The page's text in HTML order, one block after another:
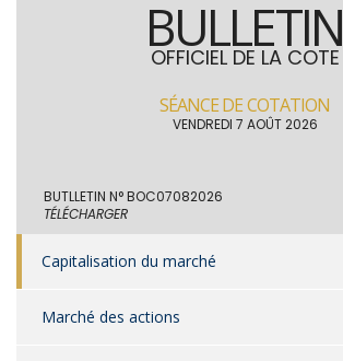
BULLETIN
OFFICIEL DE LA COTE
SÉANCE DE COTATION
VENDREDI 7 AOÛT 2026
BUTLLETIN N° BOC07082026
TÉLÉCHARGER
Capitalisation du marché
Marché des actions